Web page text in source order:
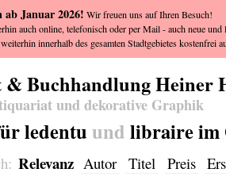
Buchhandlung Heiner
und dekorative Graphik
ledentuund libraire im
Relevanz Autor Titel Preis
ab Januar 2026! Wir freuen uns auf Ihren Besuch!
auch online, telefonisch oder per Mail - auch neue
innerhalb des gesamten Stadtgebietes kostenfrei